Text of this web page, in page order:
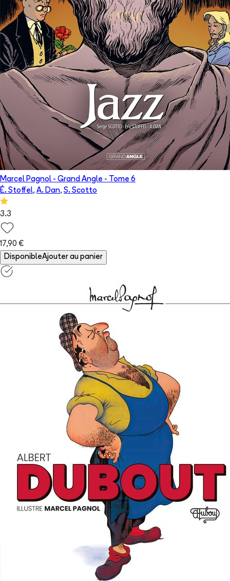
Marcel Pagnol - Grand Angle - Tome 6
É. Stoffel, A. Dan, S. Scotto
3.3
17,90 €
DisponibleAjouter au panier